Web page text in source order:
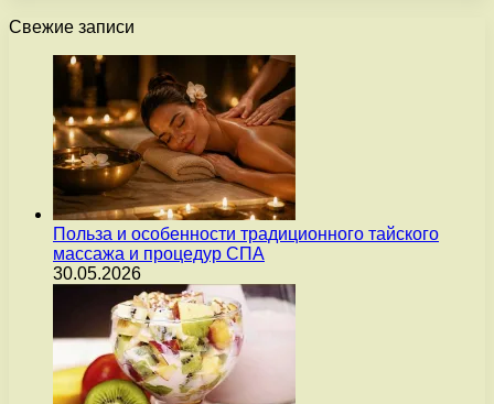
Свежие записи
Польза и особенности традиционного тайского
массажа и процедур СПА
30.05.2026